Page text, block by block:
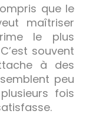
que le
maîtriser
le plus
souvent
à des
peu
fois